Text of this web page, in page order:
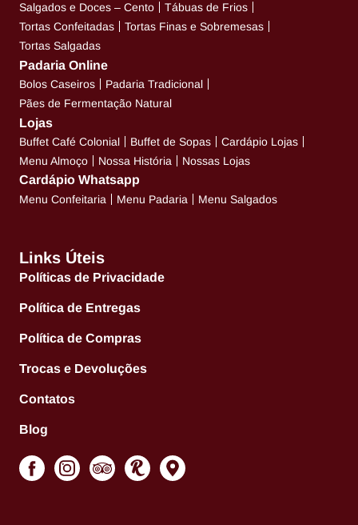
Salgados e Doces – Cento
Tábuas de Frios
Tortas Confeitadas
Tortas Finas e Sobremesas
Tortas Salgadas
Padaria Online
Bolos Caseiros
Padaria Tradicional
Pães de Fermentação Natural
Lojas
Buffet Café Colonial Buffet de Sopas
Cardápio Lojas
Menu Almoço
Nossa História Nossas Lojas
Cardápio Whatsapp
Menu Confeitaria Menu Padaria Menu Salgados
Links Úteis
Políticas de Privacidade
Política de Entregas
Política de Compras
Trocas e Devoluções
Contatos
Blog